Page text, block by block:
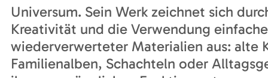
Universum. Sein Werk zeichnet sich
Kreativität und die Verwendung
wiederverwerteter Materialien aus: alte
Familienalben, Schachteln oder